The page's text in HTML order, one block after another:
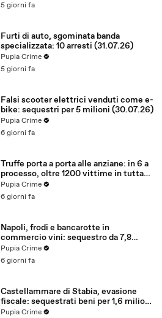
5 giorni fa
Furti di auto, sgominata banda
specializzata: 10 arresti (31.07.26)
Pupia Crime
5 giorni fa
Falsi scooter elettrici venduti come e-
bike: sequestri per 5 milioni (30.07.26)
Pupia Crime
6 giorni fa
Truffe porta a porta alle anziane: in 6 a
processo, oltre 1200 vittime in tutta
Italia (30.07.26)
Pupia Crime
6 giorni fa
Napoli, frodi e bancarotte in
commercio vini: sequestro da 7,8
milioni (30.07.26)
Pupia Crime
6 giorni fa
Castellammare di Stabia, evasione
fiscale: sequestrati beni per 1,6 milioni
ad un consorzio navale (29.07.26)
Pupia Crime